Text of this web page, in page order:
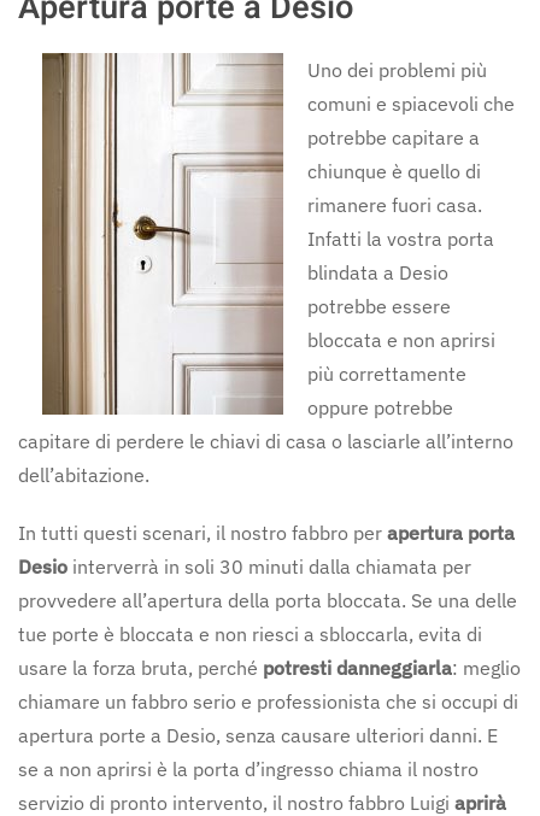
Uno dei problemi più
comuni e spiacevoli che
potrebbe capitare a
chiunque è quello di
rimanere fuori casa.
Infatti la vostra porta
blindata a Desio
potrebbe essere
bloccata e non aprirsi
più correttamente
oppure potrebbe
capitare di perdere le chiavi di casa o lasciarle all’interno
dell’abitazione.
In tutti questi scenari, il nostro fabbro per apertura porta
Desio interverrà in soli 30 minuti dalla chiamata per
provvedere all’apertura della porta bloccata. Se una delle
tue porte è bloccata e non riesci a sbloccarla, evita di
usare la forza bruta, perché potresti danneggiarla: meglio
chiamare un fabbro serio e professionista che si occupi di
apertura porte a Desio, senza causare ulteriori danni. E
se a non aprirsi è la porta d’ingresso chiama il nostro
servizio di pronto intervento, il nostro fabbro Luigi aprirà